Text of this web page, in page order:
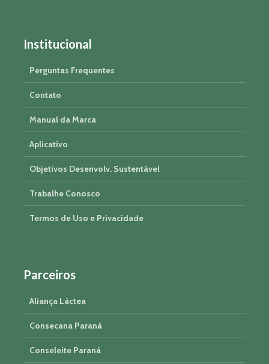
Institucional
Perguntas Frequentes
Contato
Manual da Marca
Aplicativo
Objetivos Desenvolv. Sustentável
Trabalhe Conosco
Termos de Uso e Privacidade
Parceiros
Aliança Láctea
Consecana Paraná
Conseleite Paraná